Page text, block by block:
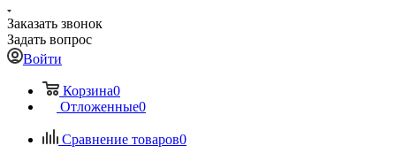
Заказать звонок
Задать вопрос
Войти
Корзина0
Отложенные0
Сравнение товаров0